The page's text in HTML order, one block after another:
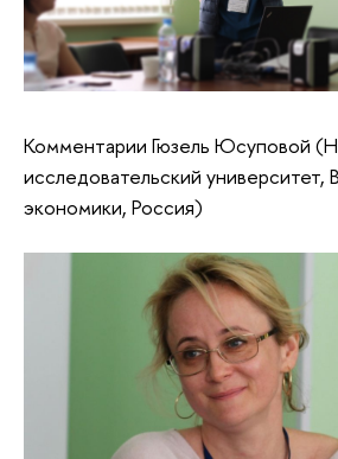
Комментарии Гюзель Юсуповой
исследовательский университет,
экономики, Россия)